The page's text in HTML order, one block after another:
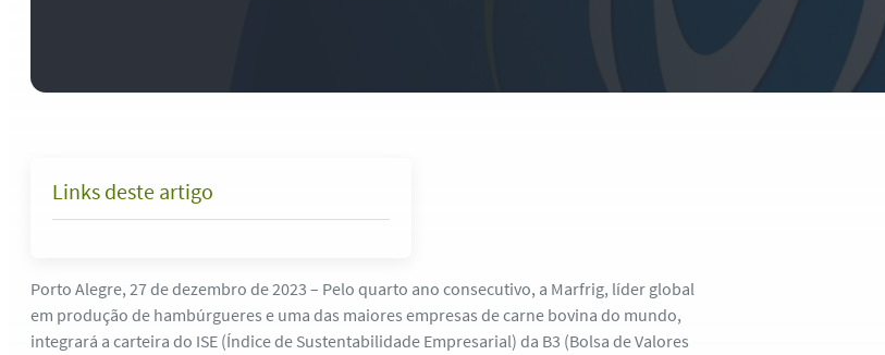
Links deste artigo
Porto Alegre, 27 de dezembro de 2023 – Pelo quarto ano consecutivo, a Marfrig, líder global
em produção de hambúrgueres e uma das maiores empresas de carne bovina do mundo,
integrará a carteira do ISE (Índice de Sustentabilidade Empresarial) da B3 (Bolsa de Valores